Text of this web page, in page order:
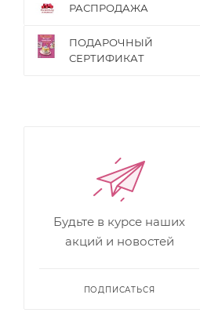
РАСПРОДАЖА
ПОДАРОЧНЫЙ
СЕРТИФИКАТ
Будьте в курсе наших
акций и новостей
ПОДПИСАТЬСЯ